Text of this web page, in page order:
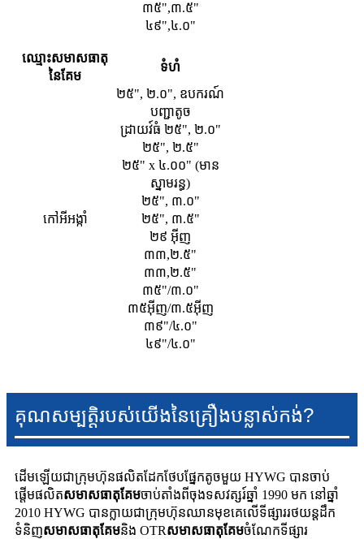
៣៥",៣.៥"
៤៩",៤.០"
ឈ្មោះសមាសធាតុ
នៃគែម
ទំហំ
កៅអីអង្កាំ
២៥", ២.០", ឧបករណ៍
បញ្ជាតូច
ដ្រាយវ៍ធំ ២៥", ២.០"
២៥", ២.៥"
២៥" x ៤.០០" (មាន
ស្នាមរន្ធ)
២៥", ៣.០"
២៥", ៣.៥"
២៩ អ៊ីញ
៣៣,២.៥"
៣៣,២.៥"
៣៥"/៣.០"
៣៥អ៊ីញ/៣.៥អ៊ីញ
៣៩"/៤.០"
៤៩"/៤.០"
គុណសម្បត្តិរបស់យើងនៃគ្រឿងបន្លាស់កង់?
ដើមឡើយជាក្រុមហ៊ុនផលិតដែកថែបផ្នែកតូចមួយ HYWG បានចាប់
ផ្តើមផលិតសមាសធាតុគែមចាប់តាំងពីចុងទសវត្សរ៍ឆ្នាំ 1990 មក នៅឆ្នាំ
2010 HYWG បានក្លាយជាក្រុមហ៊ុនឈានមុខគេលើទីផ្សាររថយន្តដឹក
ទំនិញសមាសធាតុគែមនិង OTRសមាសធាតុគែមចំណែកទីផ្សារ